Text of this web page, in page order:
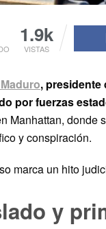
1.9k
VISTAS
, presidente
por fuerzas
Manhattan, donde
y conspiración.
marca un hito
y